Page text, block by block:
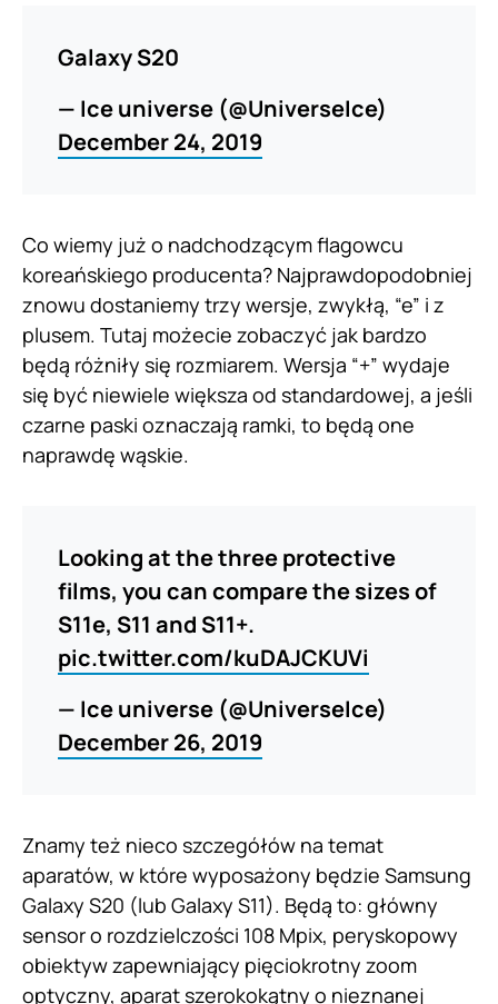
Galaxy S20
— Ice universe (@UniverseIce)
December 24, 2019
Co wiemy już o nadchodzącym flagowcu
koreańskiego producenta? Najprawdopodobniej
znowu dostaniemy trzy wersje, zwykłą, “e” i z
plusem. Tutaj możecie zobaczyć jak bardzo
będą różniły się rozmiarem. Wersja “+” wydaje
się być niewiele większa od standardowej, a jeśli
czarne paski oznaczają ramki, to będą one
naprawdę wąskie.
Looking at the three protective
films, you can compare the sizes of
S11e, S11 and S11+.
pic.twitter.com/kuDAJCKUVi
— Ice universe (@UniverseIce)
December 26, 2019
Znamy też nieco szczegółów na temat
aparatów, w które wyposażony będzie Samsung
Galaxy S20 (lub Galaxy S11). Będą to: główny
sensor o rozdzielczości 108 Mpix, peryskopowy
obiektyw zapewniający pięciokrotny zoom
optyczny, aparat szerokokątny o nieznanej